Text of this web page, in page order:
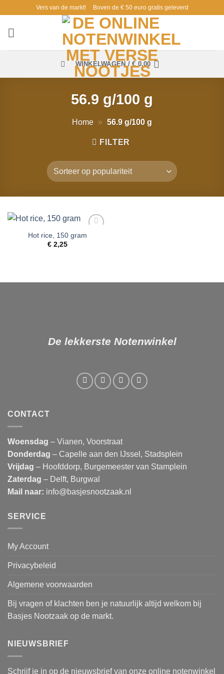
inhoud
Vers van de markt! Boven de € 50 euro gratis geleverd
WINKELWAGEN /€ 0,00
56.9 g/100 g
Home » 56.9 g/100 g
FILTER
Toevoegen
Hot rice, 150 gram
€2,25
De lekkerste Notenwinkel
CONTACT
Woensdag – Vianen, Voorstraat
Donderdag – Capelle aan den IJssel, Stadsplein
Vrijdag – Hoofddorp, Burgemeester van Stamplein
Zaterdag – Delft, Burgwal
Mail naar: info@basjesnootzaak.nl
SERVICE
My Account
Privacybeleid
Algemene voorwaarden
Bij vragen of klachten ben je natuurlijk altijd welkom bij
Basjes Nootzaak op de markt.
NIEUWSBRIEF
Schrijf je in op de nieuwsbrief van onze online notenwinkel